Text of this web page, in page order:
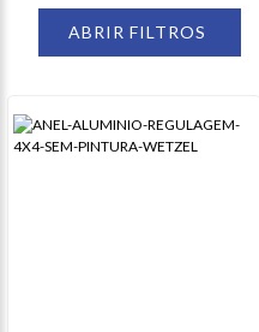
ABRIR FILTROS